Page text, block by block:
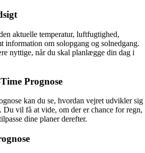
aktuelle temperatur, luftfugtighed,
information om solopgang og solnedgang.
nyttige, når du skal planlægge din dag i
Prognose
kan du se, hvordan vejret udvikler sig
Du vil få at vide, om der er chance for regn,
dine planer derefter.